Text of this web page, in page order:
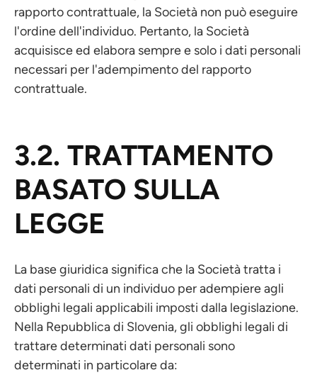
rapporto contrattuale, la Società non può eseguire
l'ordine dell'individuo. Pertanto, la Società
acquisisce ed elabora sempre e solo i dati personali
necessari per l'adempimento del rapporto
contrattuale.
3.2. TRATTAMENTO
BASATO SULLA
LEGGE
La base giuridica significa che la Società tratta i
dati personali di un individuo per adempiere agli
obblighi legali applicabili imposti dalla legislazione.
Nella Repubblica di Slovenia, gli obblighi legali di
trattare determinati dati personali sono
determinati in particolare da: